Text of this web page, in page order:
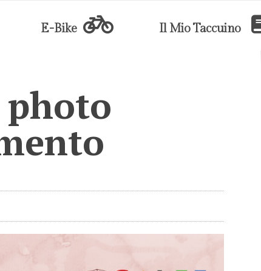
E-Bike Il Mio Taccuino
photo